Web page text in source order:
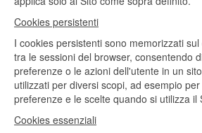
Cookies persistenti
I cookies persistenti sono memorizzati
tra le sessioni del browser, consentendo
preferenze o le azioni dell'utente in un
utilizzati per diversi scopi, ad esempio
preferenze e le scelte quando si utilizza il
Cookies essenziali